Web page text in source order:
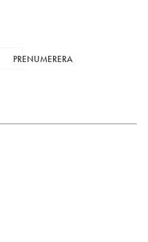
PRENUMERERA